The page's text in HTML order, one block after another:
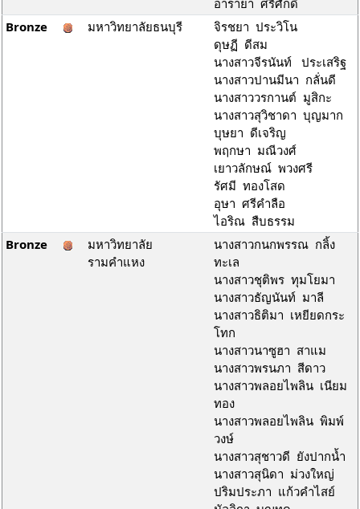
อารายา ศรีศักดิ์
Bronze
มหาวิทยาลัยธนบุรี
จิรชยา ประวิโน
ดุษฏี ดีสม
นางสาวจีรนันท์ ประเสริฐ
นางสาวปานมีนา กลั่นดี
นางสาววรกานต์ มูสิกะ
นางสาวสุวิชาดา บุญมาก
บุษยา ดีเจริญ
พฤกษา มณีวงศ์
เยาวลักษณ์ พวงศรี
รัศมี ทองโสด
อุษา ศรีคำลือ
ไอริณ สืบธรรม
Bronze
มหาวิทยาลัย
รามคำแหง
นางสาวกนกพรรณ กลิ้ง
ทะเล
นางสาวชุติพร ทุมโยมา
นางสาวธัญนันท์ มาลี
นางสาวธิติมา เหยียดกระ
โทก
นางสาวนาซูฮา สาแม
นางสาวพรนภา สีดาว
นางสาวพลอยไพลิน เนียม
ทอง
นางสาวพลอยไพลิน พิมพ์
วงษ์
นางสาวสุชาวดี ยังปากน้ำ
นางสาวสุนิดา ม่วงใหญ่
ปริมประภา แก้วคำไสย์